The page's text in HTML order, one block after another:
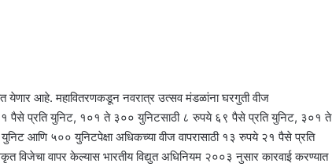
येणार आहे. महावितरणकडून नवरात्र उत्सव मंडळांना घरगुती वीज
पैसे प्रति युनिट, १०१ ते ३०० युनिटसाठी ८ रुपये ६९ पैसे प्रति युनिट, ३०१ ते
आणि ५०० युनिटपेक्षा अधिकच्या वीज वापरासाठी १३ रुपये २१ पैसे प्रति
विजेचा वापर केल्यास भारतीय विद्युत अधिनियम २००३ नुसार कारवाई करण्यात